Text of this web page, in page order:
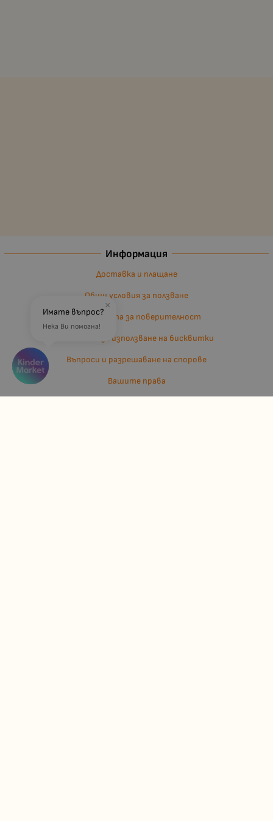
Информация
Доставка и плащане
Общи условия за ползване
Политиката за поверителност
Политика за използване на бисквитки
Въпроси и разрешаване на спорове
Вашите права
×
Имате въпрос?
Нека Ви помогна!